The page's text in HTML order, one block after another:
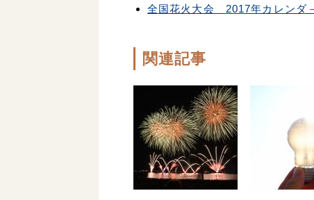
全国花火大会 2017年カレンダ－
関連記事